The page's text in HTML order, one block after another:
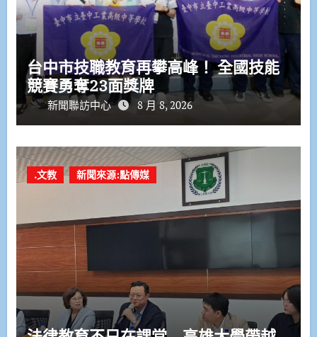
台中市技職教育再攀高峰！ 全國技能
競賽勇奪23面獎牌
新聞聯訪中心 8 月 8, 2026
.文教 新聞來源:點傳媒